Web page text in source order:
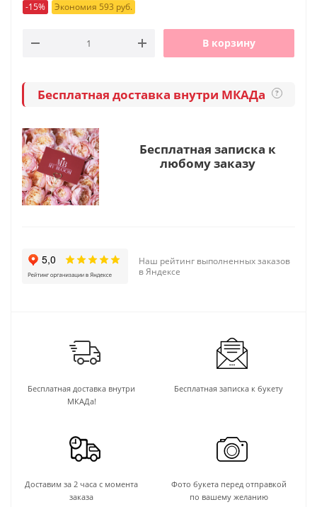
-15% Экономия 593 руб.
В корзину
Бесплатная доставка внутри МКАДа ?
Бесплатная записка к
любому заказу
Наш рейтинг выполненных заказов
в Яндексе
Бесплатная доставка внутри
МКАДа!
Бесплатная записка к букету
Доставим за 2 часа с момента
заказа
Фото букета перед отправкой
по вашему желанию